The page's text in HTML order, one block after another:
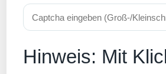
Hinweis: Mit